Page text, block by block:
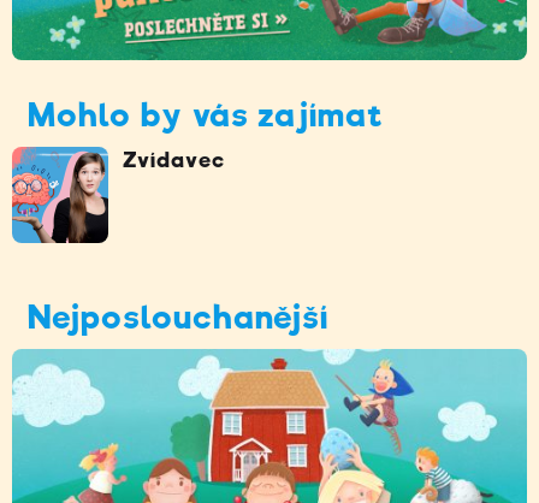
Mohlo by vás zajímat
Zvídavec
Nejposlouchanější